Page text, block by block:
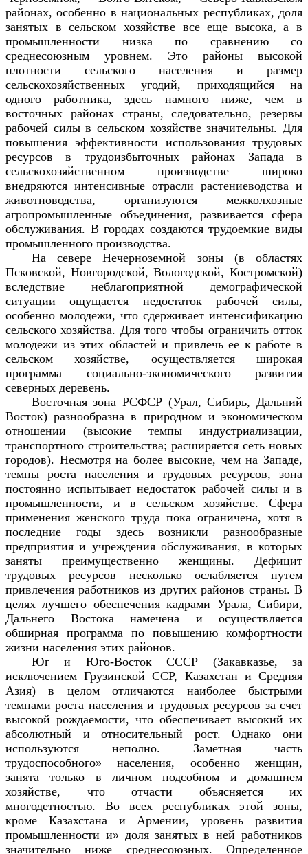
районах, особенно в национальных республиках, доля
занятых в сельском хозяйстве все еще высока, а в
промышленности низка по сравнению со
среднесоюзным уровнем. Это районы высокой
плотности сельского населения и размер
сельскохозяйственных угодий, приходящийся на
одного работника, здесь намного ниже, чем в
восточных районах страны, следовательно, резервы
рабочей силы в сельском хозяйстве значительны. Для
повышения эффективности использования трудовых
ресурсов в трудоизбыточных районах Запада в
сельскохозяйственном производстве широко
внедряются интенсивные отрасли растениеводства и
животноводства, организуются межколхозные
агропромышленные объединения, развивается сфера
обслуживания. В городах создаются трудоемкие виды
промышленного производства.
На севере Нечерноземной зоны (в областях
Псковской, Новгородской, Вологодской, Костромской)
вследствие неблагоприятной демографической
ситуации ощущается недостаток рабочей силы,
особенно молодежи, что сдерживает интенсификацию
сельского хозяйства. Для того чтобы ограничить отток
молодежи из этих областей и привлечь ее к работе в
сельском хозяйстве, осуществляется широкая
программа социально-экономического развития
северных деревень.
Восточная зона РСФСР (Урал, Сибирь, Дальний
Восток) разнообразна в природном и экономическом
отношении (высокие темпы индустриализации,
транспортного строительства; расширяется сеть новых
городов). Несмотря на более высокие, чем на Западе,
темпы роста населения и трудовых ресурсов, зона
постоянно испытывает недостаток рабочей силы и в
промышленности, и в сельском хозяйстве. Сфера
применения женского труда пока ограничена, хотя в
последние годы
здесь возникли разнообразные
предприятия и учреждения обслуживания, в которых
заняты преимущественно женщины. Дефицит
трудовых ресурсов несколько ослабляется путем
привлечения работников из других районов страны. В
целях лучшего обеспечения кадрами Урала, Сибири,
Дальнего Востока намечена и осуществляется
обширная программа по повышению комфортности
жизни населения этих районов.
Юг и Юго-Восток СССР (Закавказье, за
исключением Грузинской ССР, Казахстан и Средняя
Азия) в целом отличаются наиболее быстрыми
темпами роста населения и трудовых ресурсов за счет
высокой рождаемости, что обеспечивает высокий их
абсолютный и относительный рост. Однако они
используются неполно. Заметная часть
трудоспособного» населения, особенно женщин,
занята только в личном подсобном и домашнем
хозяйстве, что отчасти объясняется их
многодетностью. Во всех республиках этой зоны,
кроме Казахстана и Армении, уровень развития
промышленности и» доля занятых в ней работников
значительно ниже среднесоюзных. Определенное